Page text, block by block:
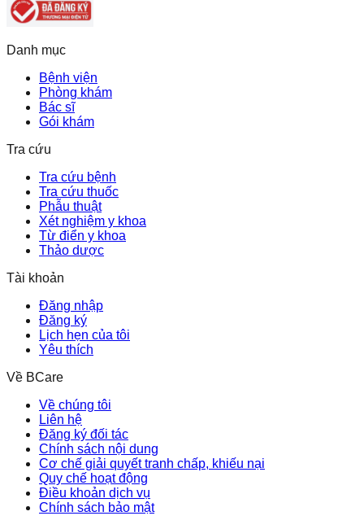
Danh mục
Bệnh viện
Phòng khám
Bác sĩ
Gói khám
Tra cứu
Tra cứu bệnh
Tra cứu thuốc
Phẫu thuật
Xét nghiệm y khoa
Từ điển y khoa
Thảo dược
Tài khoản
Đăng nhập
Đăng ký
Lịch hẹn của tôi
Yêu thích
Về BCare
Về chúng tôi
Liên hệ
Đăng ký đối tác
Chính sách nội dung
Cơ chế giải quyết tranh chấp, khiếu nại
Quy chế hoạt động
Điều khoản dịch vụ
Chính sách bảo mật